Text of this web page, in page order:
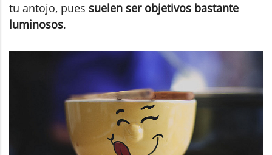
tu antojo, pues suelen ser objetivos bastante
luminosos.